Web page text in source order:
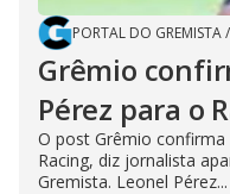
PORTAL DO GREMISTA/
Grêmio
Pérez para o
O post Grêmio confirma
Racing, diz jornalista
Gremista. Leonel Pérez...